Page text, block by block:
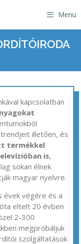
Menu
kapcsolatban
illetően, és
termékkel
is,
sokan élnek
magyar nyelvre.
végére és a
eltelt 20 évben
2-300
megpróbáljuk
szolgáltatások